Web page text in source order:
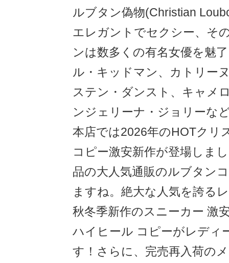
ルブタン偽物(Christian
エレガントでセクシー、そ
ンは数多くの有名女優を魅
ル・キッドマン、カトリー
ステン・ダンスト、キャメ
ンジェリーナ・ジョリーな
本店では2026年のHOTクリ
コピー激安新作が登場しま
品の大人気通販のルブタン
ますね。絶大な人気を誇る
秋冬季新作のスニーカー 激
ハイヒール コピーがレディ
す！さらに、完売再入荷の